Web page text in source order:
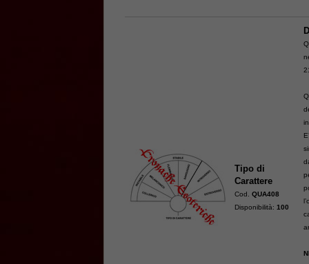
Tipo di
Carattere
Cod.QUA408
Disponibilità:100